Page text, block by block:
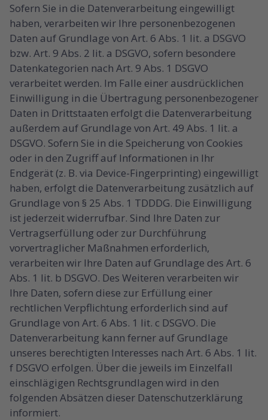
Sofern Sie in die Datenverarbeitung eingewilligt
haben, verarbeiten wir Ihre personenbezogenen
Daten auf Grundlage von Art. 6 Abs. 1 lit. a DSGVO
bzw. Art. 9 Abs. 2 lit. a DSGVO, sofern besondere
Datenkategorien nach Art. 9 Abs. 1 DSGVO
verarbeitet werden. Im Falle einer ausdrücklichen
Einwilligung in die Übertragung personenbezogener
Daten in Drittstaaten erfolgt die Datenverarbeitung
außerdem auf Grundlage von Art. 49 Abs. 1 lit. a
DSGVO. Sofern Sie in die Speicherung von Cookies
oder in den Zugriff auf Informationen in Ihr
Endgerät (z. B. via Device-Fingerprinting) eingewilligt
haben, erfolgt die Datenverarbeitung zusätzlich auf
Grundlage von § 25 Abs. 1 TDDDG. Die Einwilligung
ist jederzeit widerrufbar. Sind Ihre Daten zur
Vertragserfüllung oder zur Durchführung
vorvertraglicher Maßnahmen erforderlich,
verarbeiten wir Ihre Daten auf Grundlage des Art. 6
Abs. 1 lit. b DSGVO. Des Weiteren verarbeiten wir
Ihre Daten, sofern diese zur Erfüllung einer
rechtlichen Verpflichtung erforderlich sind auf
Grundlage von Art. 6 Abs. 1 lit. c DSGVO. Die
Datenverarbeitung kann ferner auf Grundlage
unseres berechtigten Interesses nach Art. 6 Abs. 1 lit.
f DSGVO erfolgen. Über die jeweils im Einzelfall
einschlägigen Rechtsgrundlagen wird in den
folgenden Absätzen dieser Datenschutzerklärung
informiert.